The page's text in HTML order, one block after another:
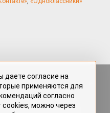
размещённые на портале
нештатными авторами
права. Полное или
размещённых на портале
даете согласие на
применяются для
согласно
cookies, можно через